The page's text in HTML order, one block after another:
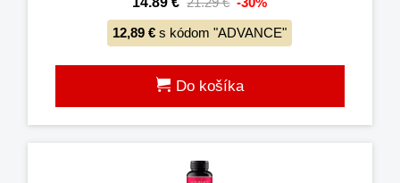
12,89 € s kódom "ADVANCE"
Do košíka